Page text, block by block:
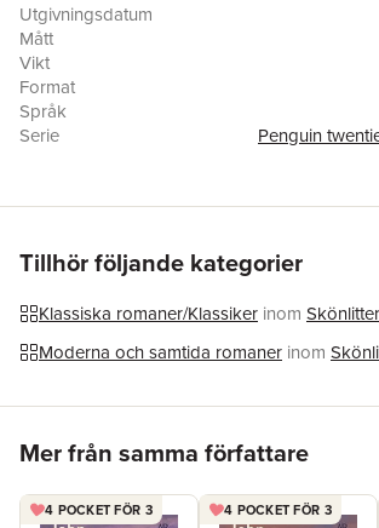
Utgivningsdatum
Mått
Vikt
Format
Språk
Serie
Penguin
Illustratör
Tillhör följande kategorier
Klassiska romaner/Klassiker inom
Moderna och samtida romaner inom
Mer från samma författare
4 POCKET FÖR 3 4 POCKET FÖR 3